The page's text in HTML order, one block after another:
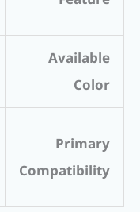
Available
Color
Primary
Compatibility